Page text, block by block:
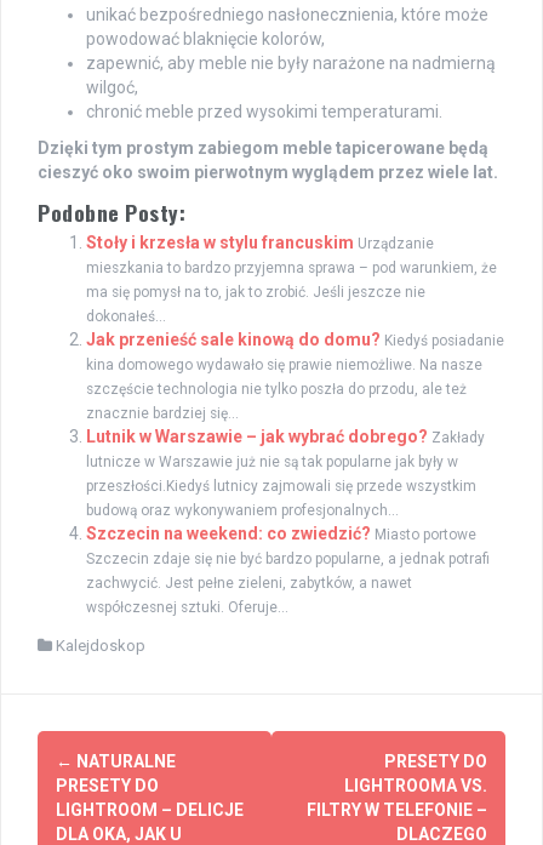
unikać bezpośredniego nasłonecznienia, które może
powodować blaknięcie kolorów,
zapewnić, aby meble nie były narażone na nadmierną
wilgoć,
chronić meble przed wysokimi temperaturami.
Dzięki tym prostym zabiegom meble tapicerowane będą
cieszyć oko swoim pierwotnym wyglądem przez wiele lat.
Podobne Posty:
Stoły i krzesła w stylu francuskim Urządzanie
mieszkania to bardzo przyjemna sprawa – pod warunkiem, że
ma się pomysł na to, jak to zrobić. Jeśli jeszcze nie
dokonałeś...
Jak przenieść sale kinową do domu? Kiedyś posiadanie
kina domowego wydawało się prawie niemożliwe. Na nasze
szczęście technologia nie tylko poszła do przodu, ale też
znacznie bardziej się...
Lutnik w Warszawie – jak wybrać dobrego? Zakłady
lutnicze w Warszawie już nie są tak popularne jak były w
przeszłości.Kiedyś lutnicy zajmowali się przede wszystkim
budową oraz wykonywaniem profesjonalnych...
Szczecin na weekend: co zwiedzić? Miasto portowe
Szczecin zdaje się nie być bardzo popularne, a jednak potrafi
zachwycić. Jest pełne zieleni, zabytków, a nawet
współczesnej sztuki. Oferuje...
Kalejdoskop
Zobacz
wpisy
← NATURALNE
PRESETY DO
LIGHTROOM – DELICJE
DLA OKA, JAK U
PRESETY DO
LIGHTROOMA VS.
FILTRY W TELEFONIE –
DLACZEGO